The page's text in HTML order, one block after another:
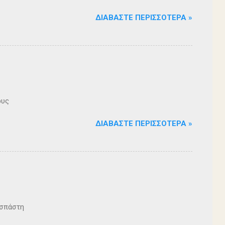
ΔΙΑΒΆΣΤΕ ΠΕΡΙΣΣΌΤΕΡΑ »
ΔΙΑΒΆΣΤΕ ΠΕΡΙΣΣΌΤΕΡΑ »